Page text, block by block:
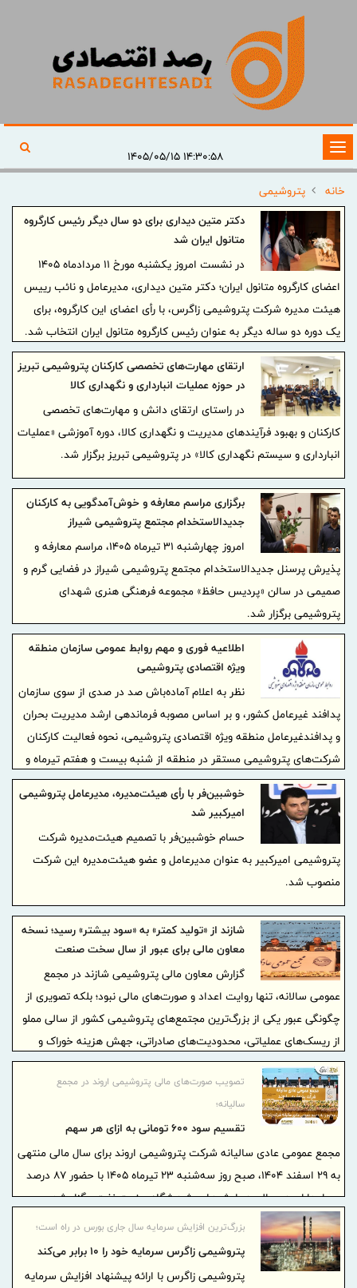
تغییر
وضعیت
ناوبری
۱۴:۳۰:۵۸ ۱۴۰۵/۰۵/۱۵
خانه
پتروشیمی
دکتر متین دیداری برای دو سال دیگر رئیس کارگروه
متانول ایران شد
در نشست امروز یکشنبه مورخ ۱۱ مردادماه ۱۴۰۵
اعضای کارگروه متانول ایران؛ دکتر متین دیداری، مدیرعامل و‌ نائب رییس
هیئت مدیره شرکت پتروشیمی زاگرس، با رأی اعضای این کارگروه، برای
یک دوره دو ساله دیگر به عنوان رئیس کارگروه متانول ایران انتخاب شد.
ارتقای مهارت‌های تخصصی کارکنان پتروشیمی تبریز
در حوزه عملیات انبارداری و نگهداری کالا
در راستای ارتقای دانش و مهارت‌های تخصصی
کارکنان و بهبود فرآیندهای مدیریت و نگهداری کالا، دوره آموزشی «عملیات
انبارداری و سیستم نگهداری کالا» در پتروشیمی تبریز برگزار شد.
برگزاری مراسم معارفه و خوش‌آمدگویی به كاركنان
جدیدالاستخدام مجتمع پتروشیمی شیراز
امروز چهارشنبه ۳۱ تیرماه ۱۴۰۵، مراسم معارفه و
پذیرش پرسنل جدیدالاستخدام مجتمع پتروشیمی شیراز در فضایی گرم و
صمیمی در سالن «پردیس حافظ» مجموعه فرهنگی هنری شهدای
پتروشیمی برگزار شد.
اطلاعیه فوری و مهم روابط عمومی سازمان منطقه
ویژه اقتصادی پتروشیمی
نظر به اعلام آماده‌باش صد در صدی از سوی سازمان
پدافند غیرعامل کشور، و بر اساس مصوبه فرماندهی ارشد مدیریت بحران
و پدافندغیرعامل منطقه ویژه اقتصادی پتروشیمی، نحوه فعالیت کارکنان
شرکت‌های پتروشیمی مستقر در منطقه از شنبه بیست و هفتم تیرماه و
تا اطلاع ثانوی، به شرح ذیل ابلاغ می‌گردد:
خوشبین‌فر با رأی هیئت‌مدیره، مدیرعامل پتروشیمی
امیرکبیر شد
حسام خوشبین‌فر با تصمیم هیئت‌مدیره شرکت
پتروشیمی امیرکبیر به عنوان مدیرعامل و عضو هیئت‌مدیره این شرکت
منصوب شد.
شازند از «تولید کمتر» به «سود بیشتر» رسید؛ نسخه
معاون مالی برای عبور از سال سخت صنعت
پتروشیمی
گزارش معاون مالی پتروشیمی شازند در مجمع
عمومی سالانه، تنها روایت اعداد و صورت‌های مالی نبود؛ بلکه تصویری از
چگونگی عبور یکی از بزرگ‌ترین مجتمع‌های پتروشیمی کشور از سالی مملو
از ریسک‌های عملیاتی، محدودیت‌های صادراتی، جهش هزینه خوراک و
ناترازی انرژی ارائه کرد. اگر شاخص تولید در سال ۱۴۰۴ عقب نشست،
شاخص‌های مالی مسیر متفاوتی را طی کردند؛ موضوعی که نشان می‌دهد
مدیریت شرکت، تمرکز خود را از «افزایش صرف تولید» به «خلق ارزش از
محل بهره‌وری» منتقل کرده است.
تصویب صورت‌های مالی پتروشیمی اروند در مجمع
سالیانه؛
تقسیم سود ۶۰۰ تومانی به ازای هر سهم
مجمع عمومی عادی سالیانه شرکت پتروشیمی اروند برای سال مالی منتهی
به ۲۹ اسفند ۱۴۰۴، صبح روز سه‌شنبه ۲۳ تیرماه ۱۴۰۵ با حضور ۸۷ درصد
سهامداران در سالن همایش‌های پژوهشگاه صنعت نفت برگزار شد.
بزرگ‌ترین افزایش سرمایه سال جاری بورس در راه است؛
پتروشیمی زاگرس سرمایه خود را ۱۰ برابر می‌کند
پتروشیمی زاگرس با ارائه پیشنهاد افزایش سرمایه